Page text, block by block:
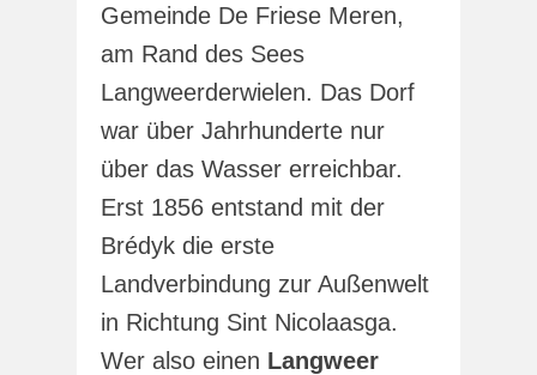
Gemeinde De Friese Meren,
am Rand des Sees
Langweerderwielen. Das Dorf
war über Jahrhunderte nur
über das Wasser erreichbar.
Erst 1856 entstand mit der
Brédyk die erste
Landverbindung zur Außenwelt
in Richtung Sint Nicolaasga.
Wer also einen Langweer